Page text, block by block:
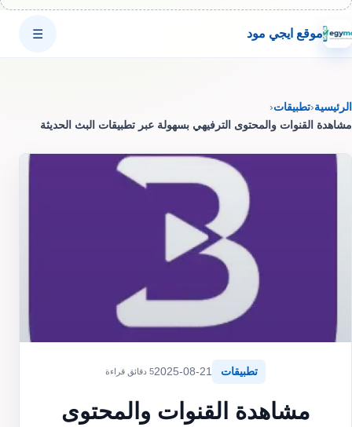
موقع ايجي مود ☰
الرئيسية‹تطبيقات‹
مشاهدة القنوات والمحتوى الترفيهي بسهولة عبر تطبيقات البث الحديثة
تطبيقات 2025-08-215 دقائق قراءة
مشاهدة القنوات والمحتوى